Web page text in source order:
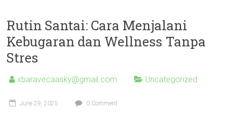
Rutin Santai: Cara Menjalani
Kebugaran dan Wellness Tanpa
Stres
xbaravecaasky@gmail.com Uncategorized
June 29, 2025 0 Comment